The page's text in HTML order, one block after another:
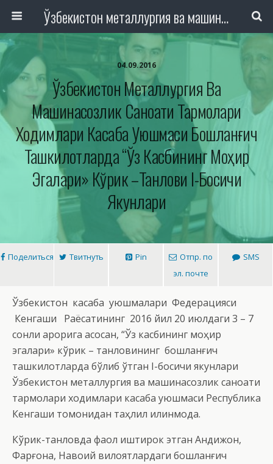
Ўзбекистон металлургия ва машинасозлик саноати тармоқлари ходимлари касаба уюшмаси Республика Кенгаши
04.09.2016
Ўзбекистон Металлургия Ва
Машинасозлик Саноати Тармоқлари
Ходимлари Касаба Уюшмаси Бошланғич
Ташкилотларда “Ўз Касбининг Моҳир
Эгалари» Кўрик –танлови I-Босқичи
Якунлари
Поделиться Твитнуть Pin
Отпр. по
эл. почте
SMS
Ўзбекистон касаба уюшмалари Федерацияси
Кенгаши Раёсатининг 2016 йил 20 июлдаги 3 – 7
сонли қарорига асосан, “Ўз касбининг моҳир
эгалари» кўрик – танловининг бошланғич
ташкилотларда бўлиб ўтган I-босқичи якунлари
Ўзбекистон металлургия ва машинасозлик саноати
тармоқлари ходимлари касаба уюшмаси Республика
Кенгаши томонидан таҳлил қилинмоқда.
Кўрик-танловда фаол иштирок этган Андижон,
Фарғона, Навоий вилоятлардаги бошланғич